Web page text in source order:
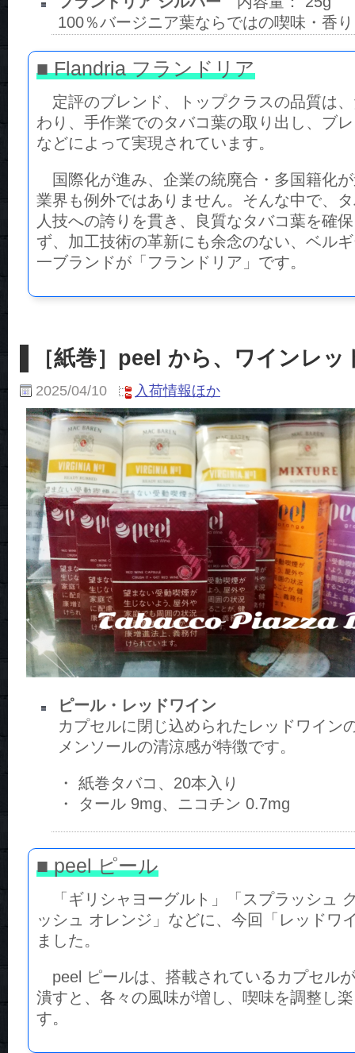
100％バージニア葉ならではの喫味・香
■ Flandria フランドリア
定評のブレンド、トップクラスの品質は
わり、手作業でのタバコ葉の取り出し、ブ
などによって実現されています。
国際化が進み、企業の統廃合・多国籍化
業界も例外ではありません。そんな中で、
人技への誇りを貫き、良質なタバコ葉を確
ず、加工技術の革新にも余念のない、ベル
一ブランドが「フランドリア」です。
［紙巻］peel から、ワインレッ
2025/04/10 入荷情報ほか
ピール・レッドワイン
カプセルに閉じ込められたレッドワイン
メンソールの清涼感が特徴です。
・ 紙巻タバコ、20本入り
・ タール 9mg、ニコチン 0.7mg
■ peel ピール
「ギリシャヨーグルト」「スプラッシュ
ッシュ オレンジ」などに、今回「レッドワ
ました。
peel ピールは、搭載されているカプセル
潰すと、各々の風味が増し、喫味を調整し
す。